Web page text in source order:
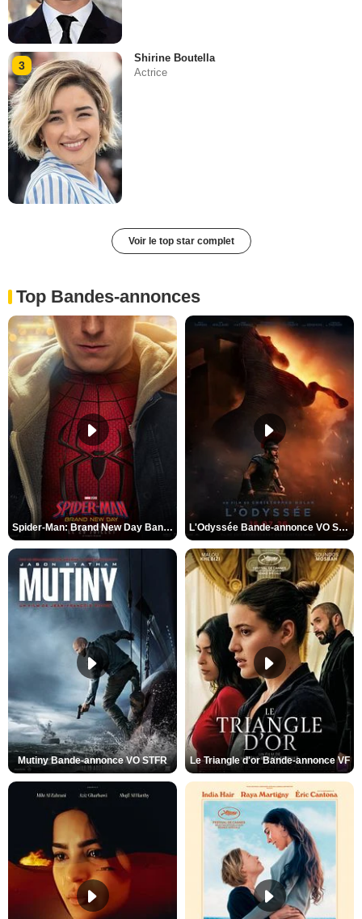
3
Shirine Boutella
Actrice
Voir le top star complet
Top Bandes-annonces
Spider-Man: Brand New Day Bande-annonce VO STFR L'Odyssée Bande-annonce VO STFR
Mutiny Bande-annonce VO STFR Le Triangle d'or Bande-annonce VF